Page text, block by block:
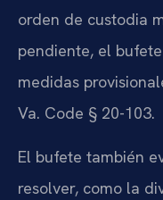
orden de custodia
pendiente, el
medidas
Va. Code § 20-103.
El bufete también
resolver, como la